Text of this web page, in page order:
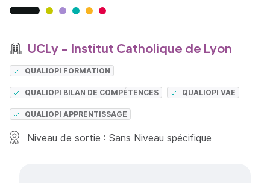
UCLy - Institut Catholique de Lyon
QUALIOPI FORMATION
QUALIOPI BILAN DE COMPÉTENCES QUALIOPI VAE
QUALIOPI APPRENTISSAGE
Niveau de sortie : Sans Niveau spécifique